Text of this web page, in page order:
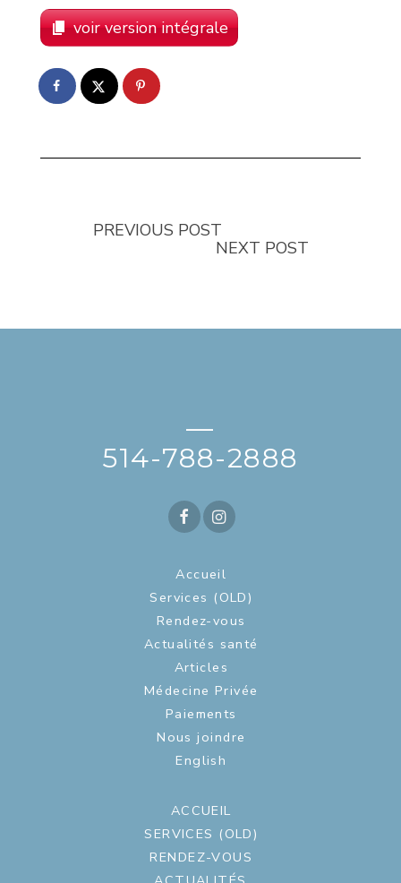
voir version intégrale
PREVIOUS POST
NEXT POST
—
514-788-2888
Accueil
Services (OLD)
Rendez-vous
Actualités santé
Articles
Médecine Privée
Paiements
Nous joindre
English
ACCUEIL
SERVICES (OLD)
RENDEZ-VOUS